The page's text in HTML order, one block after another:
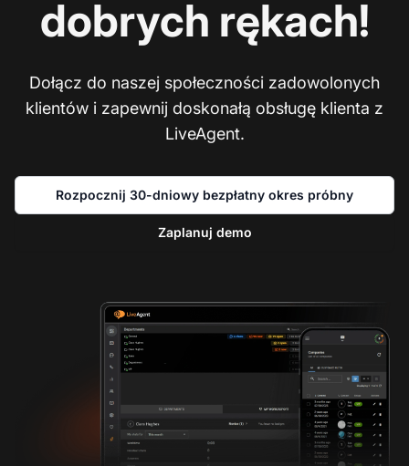
dobrych rękach!
Dołącz do naszej społeczności zadowolonych
klientów i zapewnij doskonałą obsługę klienta z
LiveAgent.
Rozpocznij 30-dniowy bezpłatny okres próbny
Zaplanuj demo